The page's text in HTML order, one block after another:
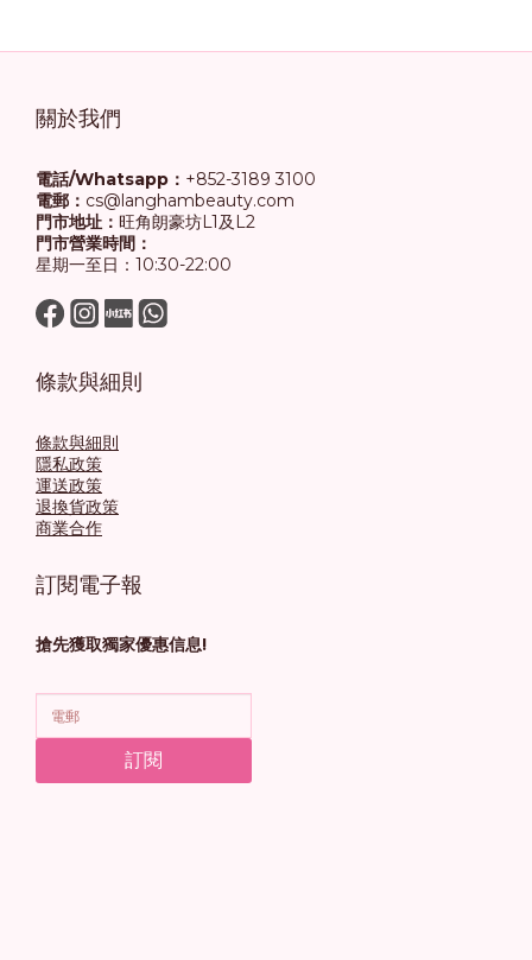
關於我們
電話/Whatsapp： +852-3189 3100
電郵： cs@langhambeauty.com
門市地址： 旺角朗豪坊L1及L2
門市營業時間：
星期一至日：10:30-22:00
條款與細則
條款與細則
隱私政策
運送政策
退換貨政策
商業合作
訂閱電子報
搶先獲取獨家優惠信息!
訂閱